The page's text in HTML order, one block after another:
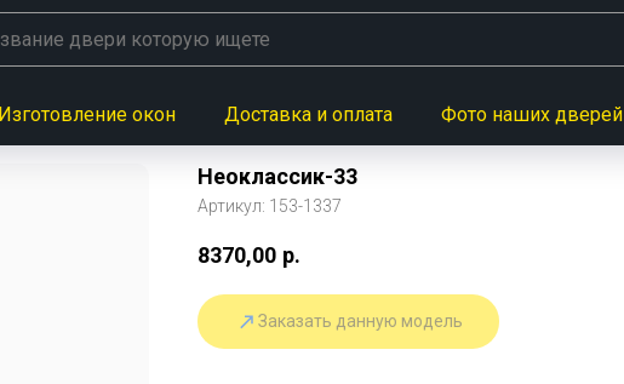
Изготовление окон Доставка и оплата Фото наших дверей
Неоклассик-33
Артикул: 153-1337
8370,00 р.
Заказать данную модель